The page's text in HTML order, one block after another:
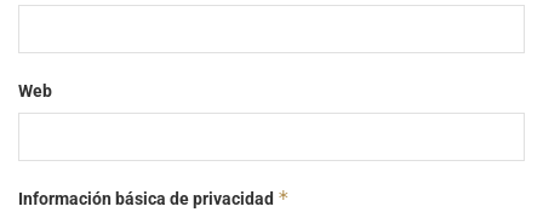
Web
Información básica de privacidad *